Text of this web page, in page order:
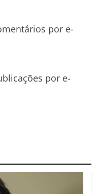
por e-
por e-